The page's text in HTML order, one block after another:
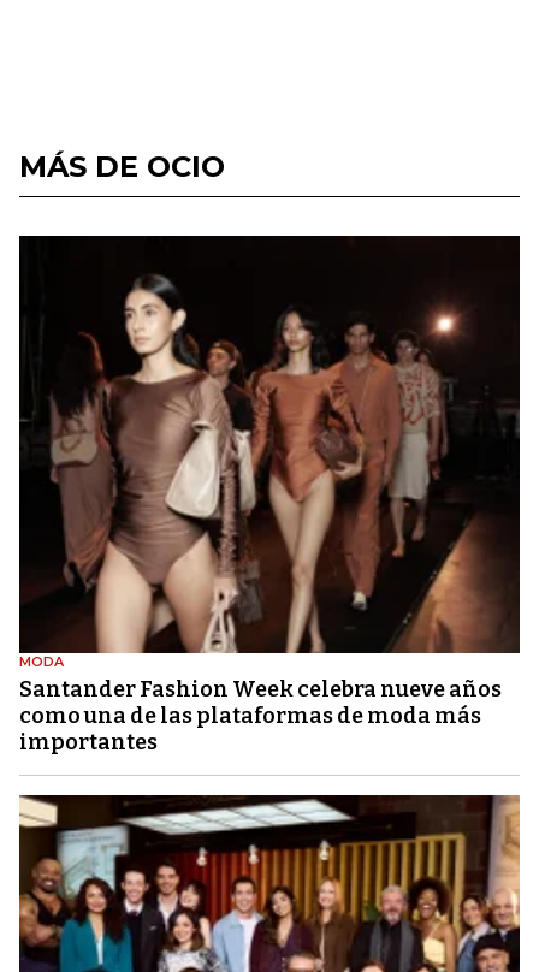
MÁS DE OCIO
MODA
Santander Fashion Week celebra nueve años
como una de las plataformas de moda más
importantes